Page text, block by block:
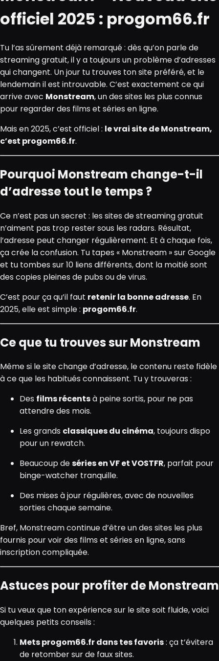
officiel 2025 : progom66.fr
Tu l’as sûrement déjà remarqué : dès qu’on parle de
streaming gratuit, il y a toujours un problème d’adresses
qui changent. Un jour tu trouves ton site préféré, et le
lendemain il est introuvable. C’est exactement ce qui
arrive avec Monstream, un des sites les plus connus
pour regarder des films et séries en ligne.
Mais en 2025, c’est officiel : le vrai site de Monstream,
c’est progom66.fr.
Pourquoi Monstream change-t-il
d’adresse tout le temps ?
Ce n’est pas un secret : les sites de streaming gratuit
n’aiment pas trop rester sous les radars. Résultat,
l’adresse peut changer régulièrement. Et à chaque fois,
ça crée la confusion. Tu tapes « Monstream » sur Google
et tu tombes sur 10 liens différents, dont la moitié sont
des copies pleines de pubs ou de virus.
C’est pour ça qu’il faut retenir la bonne adresse. En
2025, elle est simple : progom66.fr.
Ce que tu trouves sur Monstream
Même si le site change d’adresse, le contenu reste fidèle
à ce que les habitués connaissent. Tu y trouveras :
Des films récentsà peine sortis, pour ne pas
attendre des mois.
Les grands classiques du cinéma, toujours dispo
pour un rewatch.
Beaucoup deséries en VF et VOSTFR, parfait pour
binge-watcher tranquille.
Des mises à jour régulières, avec de nouvelles
sorties chaque semaine.
Bref, Monstream continue d’être un des sites les plus
fournis pour voir des films et séries en ligne, sans
inscription compliquée.
Astuces pour profiter de Monstream
Si tu veux que ton expérience sur le site soit fluide, voici
quelques petits conseils :
Mets progom66.fr dans tes favoris: ça t’évitera
de retomber sur de faux sites.